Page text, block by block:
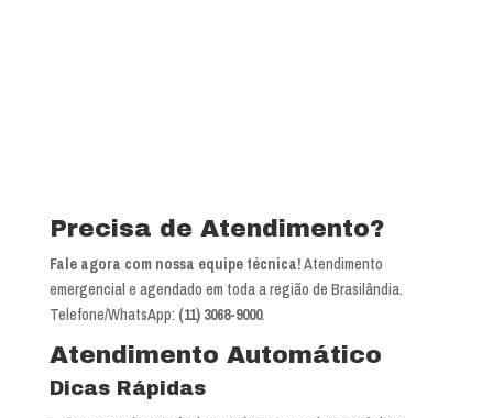
Precisa de Atendimento?
Fale agora com nossa equipe técnica!Atendimento
emergencial e agendado em toda a região de Brasilândia.
Telefone/WhatsApp: (11) 3068-9000.
Atendimento Automático
Dicas Rápidas